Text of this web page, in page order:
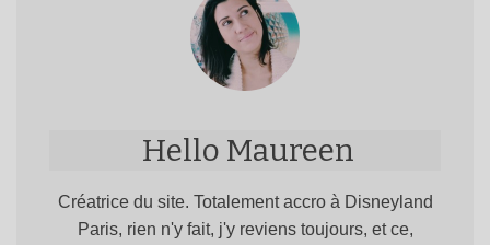
Hello Maureen
Créatrice du site. Totalement accro à Disneyland
Paris, rien n'y fait, j'y reviens toujours, et ce,